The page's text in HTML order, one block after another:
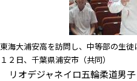
東海大浦安高を訪問し、中等部の生
１２日、千葉県浦安市（共同）
リオデジャネイロ五輪柔道男